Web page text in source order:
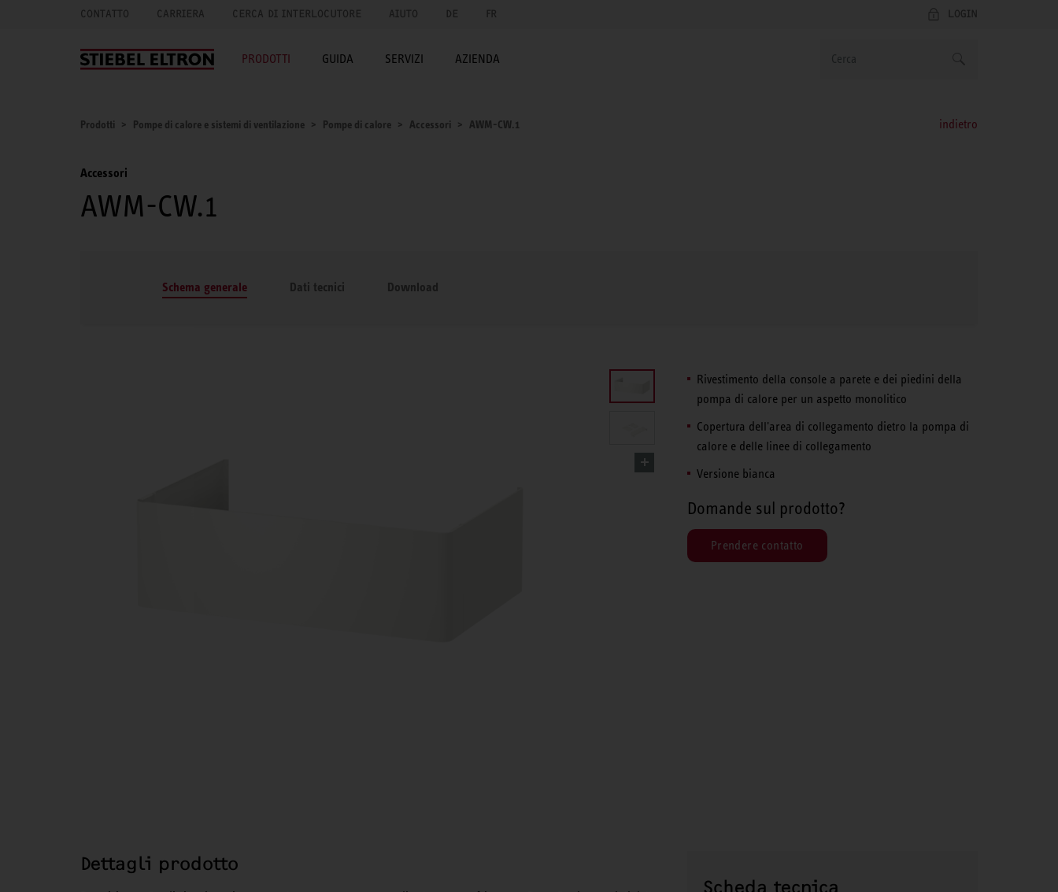
CONTATTO CARRIERA CERCA DI INTERLOCUTORE AIUTO DE FR LOGIN
PRODOTTI GUIDA SERVIZI AZIENDA
Prodotti Pompe di calore e sistemi di ventilazione Pompe di calore Accessori AWM-CW.1 indietro
Accessori
AWM-CW.1
Schema generale Dati tecnici Download
Rivestimento della console a parete e dei piedini della
pompa di calore per un aspetto monolitico
Copertura dell'area di collegamento dietro la pompa di
calore e delle linee di collegamento
Versione bianca
Domande sul prodotto?
Prendere contatto
Dettagli prodotto
Scheda tecnica